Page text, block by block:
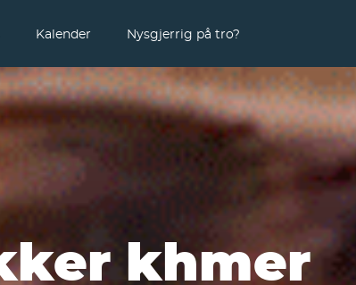
Kalender Nysgjerrig på tro?
khmer